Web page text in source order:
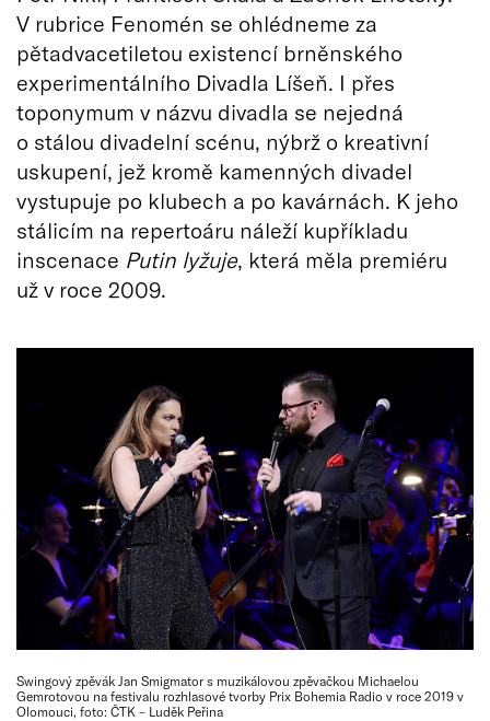
V rubrice Fenomén se ohlédneme za
pětadvacetiletou existencí brněnského
experimentálního Divadla Líšeň. I přes
toponymum v názvu divadla se nejedná
o stálou divadelní scénu, nýbrž o kreativní
uskupení, jež kromě kamenných divadel
vystupuje po klubech a po kavárnách. K jeho
stálicím na repertoáru náleží kupříkladu
inscenace Putin lyžuje, která měla premiéru
už v roce 2009.
Swingový zpěvák Jan Smigmator s muzikálovou zpěvačkou Michaelou
Gemrotovou na festivalu rozhlasové tvorby Prix Bohemia Radio v roce 2019 v
Olomouci, foto: ČTK – Luděk Peřina